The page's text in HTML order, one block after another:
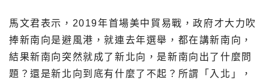
馬文君表示，2019年首場美中貿易戰，政府才大力吹
捧新南向是避風港，就連去年選舉，都在講新南向，
結果新南向突然就成了新北向，是新南向出了什麼問
題？還是新北向到底有什麼了不起？所謂「入北」，